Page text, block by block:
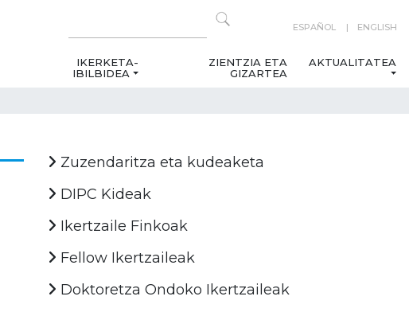
ESPAÑOL ENGLISH
IKERKETA-
IBILBIDEA
ZIENTZIA ETA
GIZARTEA
AKTUALITATEA
Zuzendaritza eta kudeaketa
DIPC Kideak
Ikertzaile Finkoak
Fellow Ikertzaileak
Doktoretza Ondoko Ikertzaileak